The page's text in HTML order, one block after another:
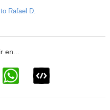
Rafael D.